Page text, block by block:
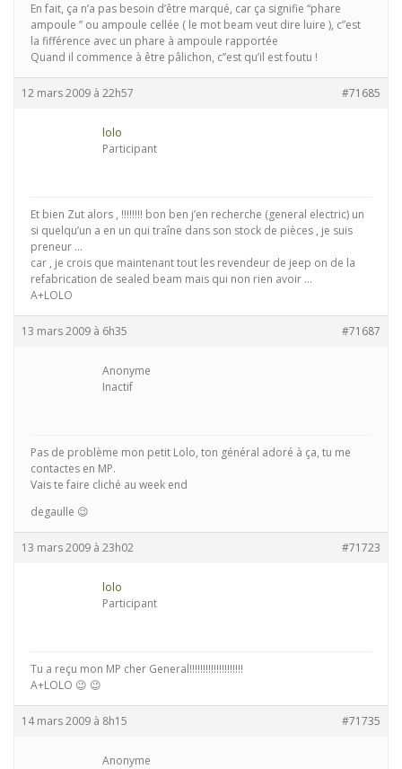
En fait, ça n’a pas besoin d’être marqué, car ça signifie “phare
ampoule ” ou ampoule cellée ( le mot beam veut dire luire ), c”est
la fifférence avec un phare à ampoule rapportée
Quand il commence à être pâlichon, c”est qu’il est foutu !
12 mars 2009 à 22h57 #71685
lolo
Participant
Et bien Zut alors , !!!!!!!! bon ben j’en recherche (general electric) un
si quelqu’un a en un qui traîne dans son stock de pièces , je suis
preneur …
car , je crois que maintenant tout les revendeur de jeep on de la
refabrication de sealed beam mais qui non rien avoir …
A+LOLO
13 mars 2009 à 6h35 #71687
Anonyme
Inactif
Pas de problème mon petit Lolo, ton général adoré à ça, tu me
contactes en MP.
Vais te faire cliché au week end
degaulle 😉
13 mars 2009 à 23h02 #71723
lolo
Participant
Tu a reçu mon MP cher General!!!!!!!!!!!!!!!!!!!!
A+LOLO 😉 😉
14 mars 2009 à 8h15 #71735
Anonyme